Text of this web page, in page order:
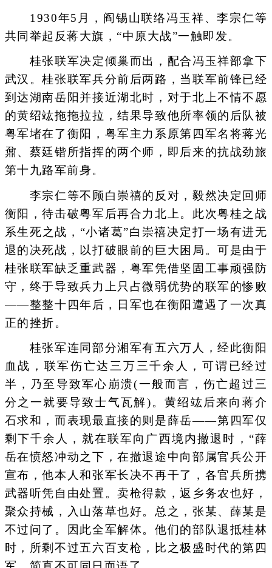
1930年5月，阎锡山联络冯玉祥、李宗仁等
共同举起反蒋大旗，“中原大战”一触即发。
桂张联军决定倾巢而出，配合冯玉祥部拿下
武汉。桂张联军兵分前后两路，当联军前锋已经
到达湖南岳阳并接近湖北时，对于北上不情不愿
的黄绍竑拖拖拉拉，结果导致他所率领的后队被
粤军堵在了衡阳，粤军主力系原第四军名将蒋光
鼐、蔡廷锴所指挥的两个师，即后来的抗战劲旅
第十九路军前身。
李宗仁等不顾白崇禧的反对，毅然决定回师
衡阳，待击破粤军后再合力北上。此次粤桂之战
系生死之战，“小诸葛”白崇禧决定打一场有进无
退的决死战，以打破眼前的巨大困局。可是由于
桂张联军缺乏重武器，粤军凭借坚固工事顽强防
守，终于导致兵力上只占微弱优势的联军的惨败
——整整十四年后，日军也在衡阳遭遇了一次真
正的挫折。
桂张军连同部分湘军有五六万人，经此衡阳
血战，联军伤亡达三万三千余人，可谓已经过
半，乃至导致军心崩溃(一般而言，伤亡超过三
分之一就要导致士气瓦解)。黄绍竑后来向蒋介
石求和，而表现最直接的则是薛岳——第四军仅
剩下千余人，就在联军向广西境内撤退时，“薛
岳在愤怒冲动之下，在撤退途中向部属官兵公开
宣布，他本人和张军长决不再干了，各官兵所携
武器听凭自由处置。卖枪得款，返乡务农也好，
聚众持械，入山落草也好。总之，张某、薛某是
不过问了。因此全军解体。他们的部队退抵桂林
时，所剩不过五六百支枪，比之极盛时代的第四